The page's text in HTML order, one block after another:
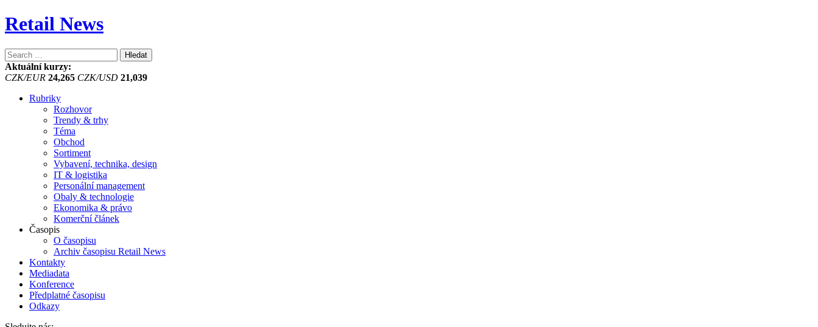
Retail News
Vyhledávání
Aktuální kurzy:
CZK/EUR 24,265 CZK/USD 21,039
Rubriky
Rozhovor
Trendy & trhy
Téma
Obchod
Sortiment
Vybavení, technika, design
IT & logistika
Personální management
Obaly & technologie
Ekonomika & právo
Komerční článek
Časopis
O časopisu
Archiv časopisu Retail News
Kontakty
Mediadata
Konference
Předplatné časopisu
Odkazy